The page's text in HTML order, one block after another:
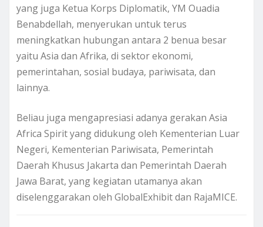
yang juga Ketua Korps Diplomatik, YM Ouadia
Benabdellah, menyerukan untuk terus
meningkatkan hubungan antara 2 benua besar
yaitu Asia dan Afrika, di sektor ekonomi,
pemerintahan, sosial budaya, pariwisata, dan
lainnya.
Beliau juga mengapresiasi adanya gerakan Asia
Africa Spirit yang didukung oleh Kementerian Luar
Negeri, Kementerian Pariwisata, Pemerintah
Daerah Khusus Jakarta dan Pemerintah Daerah
Jawa Barat, yang kegiatan utamanya akan
diselenggarakan oleh GlobalExhibit dan RajaMICE.